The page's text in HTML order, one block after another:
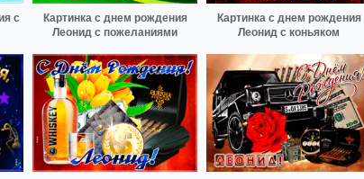
с
Картинка с днем рождения
Леонид с пожеланиями
Картинка с днем рождения
Леонид с коньяком